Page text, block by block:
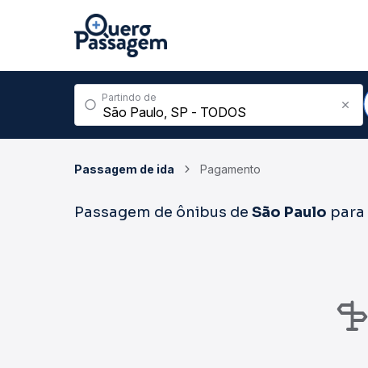
Partindo de
Passagem de ida Pagamento
Passagem de ônibus de São Paulo para